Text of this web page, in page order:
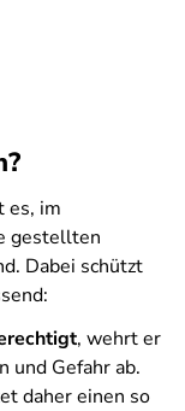
es, im
gestellten
Dabei schützt
, wehrt er
und Gefahr ab.
daher einen so